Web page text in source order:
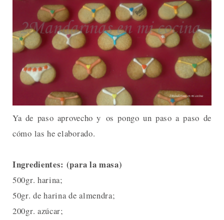
Ya de paso aprovecho y os pongo un paso a paso de
cómo las he elaborado.
Ingredientes: (para la masa)
500gr. harina;
50gr. de harina de almendra;
200gr. azúcar;